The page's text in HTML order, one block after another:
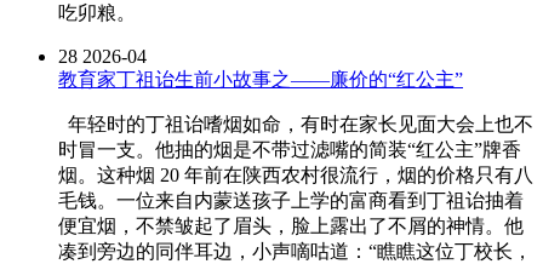
吃卯粮。
28 2026-04
教育家丁祖诒生前小故事之——廉价的“红公主”
年轻时的丁祖诒嗜烟如命，有时在家长见面大会上也不
时冒一支。他抽的烟是不带过滤嘴的简装“红公主”牌香
烟。这种烟 20 年前在陕西农村很流行，烟的价格只有八
毛钱。一位来自内蒙送孩子上学的富商看到丁祖诒抽着
便宜烟，不禁皱起了眉头，脸上露出了不屑的神情。他
凑到旁边的同伴耳边，小声嘀咕道：“瞧瞧这位丁校长，